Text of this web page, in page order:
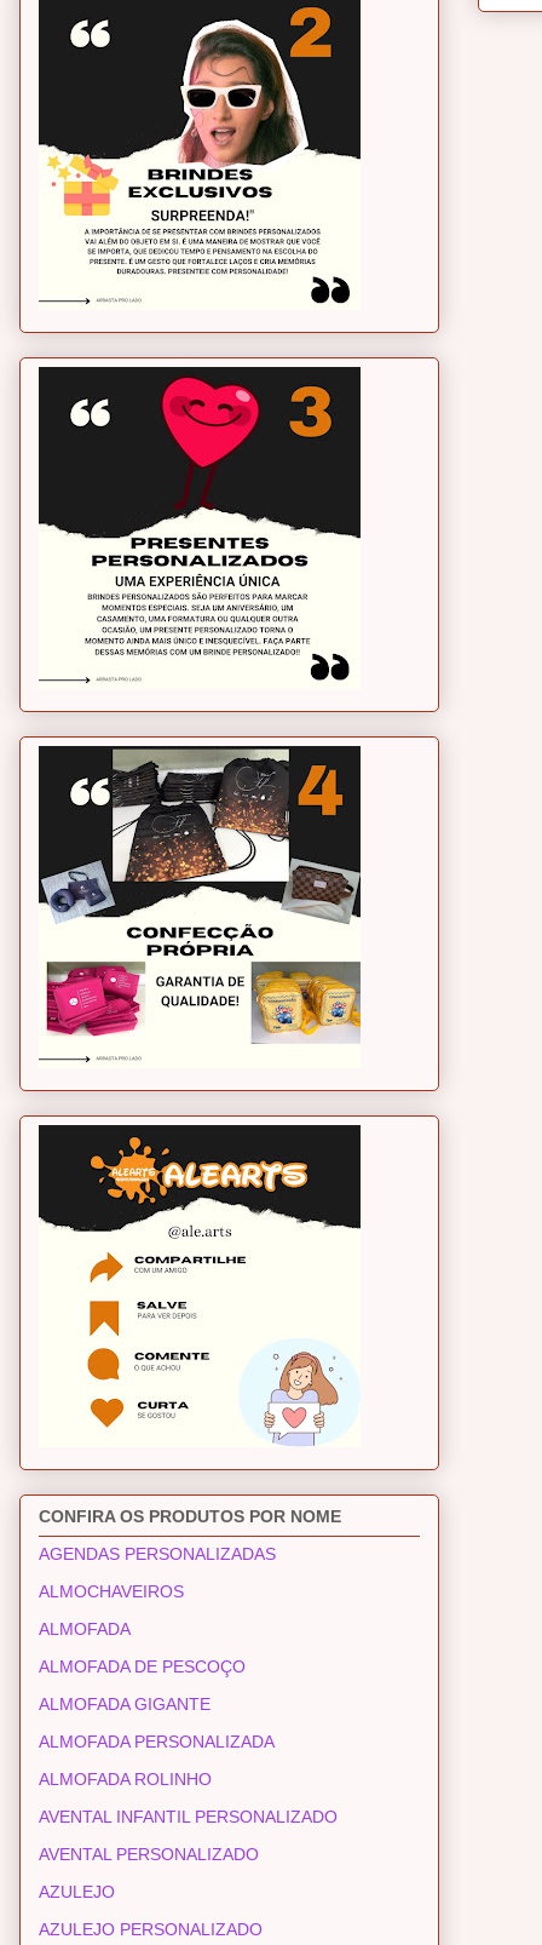
CONFIRA OS PRODUTOS POR NOME
AGENDAS PERSONALIZADAS
ALMOCHAVEIROS
ALMOFADA
ALMOFADA DE PESCOÇO
ALMOFADA GIGANTE
ALMOFADA PERSONALIZADA
ALMOFADA ROLINHO
AVENTAL INFANTIL PERSONALIZADO
AVENTAL PERSONALIZADO
AZULEJO
AZULEJO PERSONALIZADO